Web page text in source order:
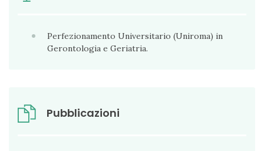
Perfezionamento Universitario (Uniroma) in
Gerontologia e Geriatria.
Pubblicazioni